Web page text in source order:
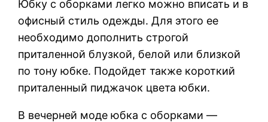
Юбку с оборками легко можно вписать и в
офисный стиль одежды. Для этого ее
необходимо дополнить строгой
приталенной блузкой, белой или близкой
по тону юбке. Подойдет также короткий
приталенный пиджачок цвета юбки.
В вечерней моде юбка с оборками —